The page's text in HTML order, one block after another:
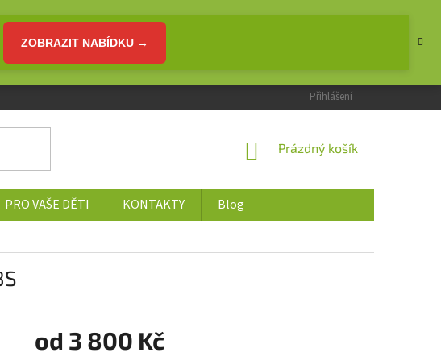
ZOBRAZIT NABÍDKU →
Přihlášení
NÁKUPNÍ
Prázdný košík
PRO VAŠE DĚTI KONTAKTY Blog
od 3 800 Kč